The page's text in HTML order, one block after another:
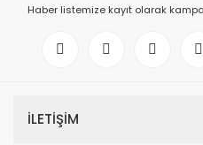
Haber listemize kayıt olarak
İLETİŞİM